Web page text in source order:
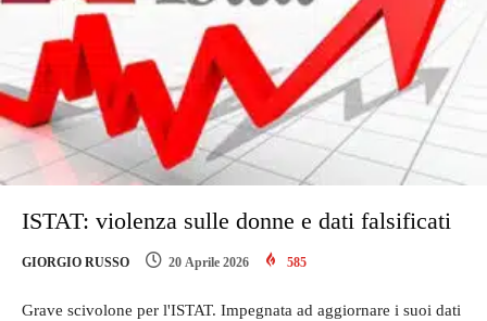
ISTAT: violenza sulle donne e dati falsificati
GIORGIO RUSSO 20 Aprile 2026 585
Grave scivolone per l'ISTAT. Impegnata ad aggiornare i suoi dati